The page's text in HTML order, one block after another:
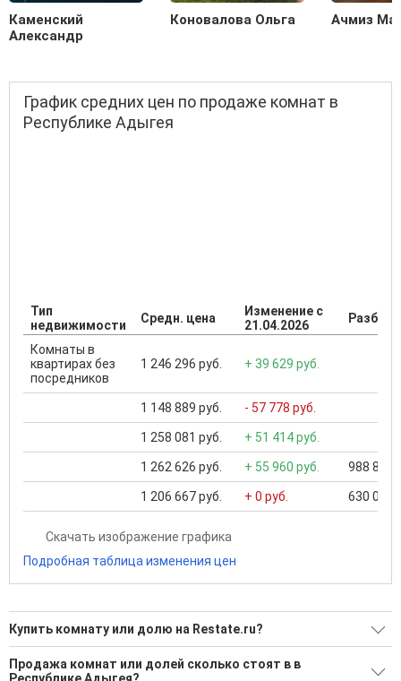
Каменский
Александр
Коновалова Ольга Ачмиз
График средних цен по продаже комнат в
Республике Адыгея
Тип
недвижимости
Средн. цена
Изменение с
21.04.2026
Комнаты в
квартирах без
посредников
1 246 296 руб. + 39 629 руб.
1 148 889 руб. - 57 778 руб.
1 258 081 руб. + 51 414 руб.
1 262 626 руб. + 55 960 руб. 988 888
1 206 667 руб. + 0 руб. 630 000
Скачать изображение графика
Подробная таблица изменения цен
Купить комнату или долю на Restate.ru?
Ищите, как Купить комнату или долю?
Продажа комнат или долей сколько стоят в в